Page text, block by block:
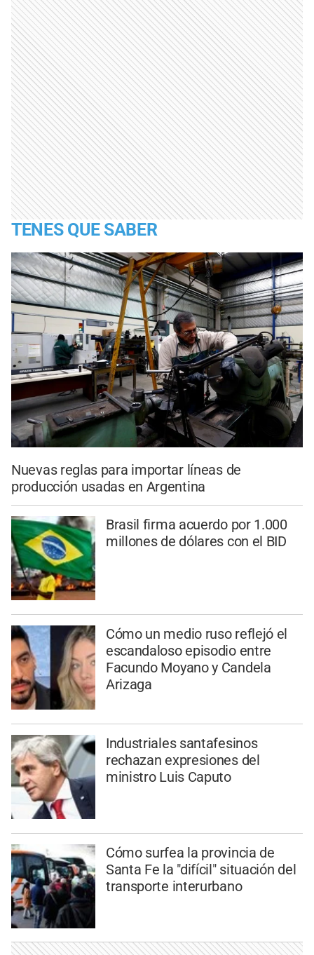
TENES QUE SABER
Nuevas reglas para importar líneas de
producción usadas en Argentina
Brasil firma acuerdo por 1.000
millones de dólares con el BID
Cómo un medio ruso reflejó el
escandaloso episodio entre
Facundo Moyano y Candela
Arizaga
Industriales santafesinos
rechazan expresiones del
ministro Luis Caputo
Cómo surfea la provincia de
Santa Fe la "difícil" situación del
transporte interurbano